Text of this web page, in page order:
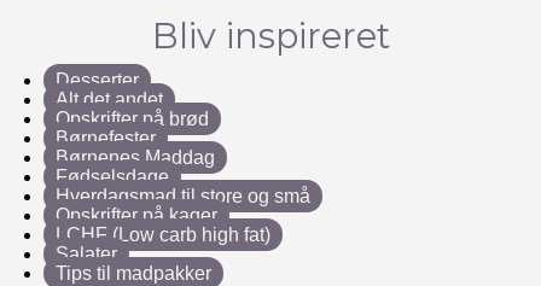
Bliv inspireret
Desserter
Alt det andet
Opskrifter på brød
Børnefester
Børnenes Maddag
Fødselsdage
Hverdagsmad til store og små
Opskrifter på kager
LCHF (Low carb high fat)
Salater
Tips til madpakker